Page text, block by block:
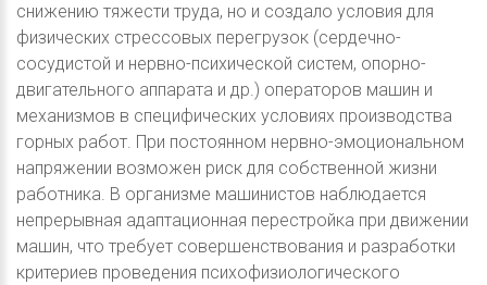
снижению тяжести труда, но и создало условия для
физических стрессовых перегрузок (сердечно-
сосудистой и нервно-психической систем, опорно-
двигательного аппарата и др.) операторов машин и
механизмов в специфических условиях производства
горных работ. При постоянном нервно-эмоциональном
напряжении возможен риск для собственной жизни
работника. В организме машинистов наблюдается
непрерывная адаптационная перестройка при движении
машин, что требует совершенствования и разработки
критериев проведения психофизиологического